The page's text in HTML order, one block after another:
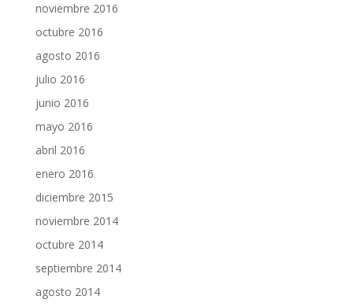
noviembre 2016
octubre 2016
agosto 2016
julio 2016
junio 2016
mayo 2016
abril 2016
enero 2016
diciembre 2015
noviembre 2014
octubre 2014
septiembre 2014
agosto 2014